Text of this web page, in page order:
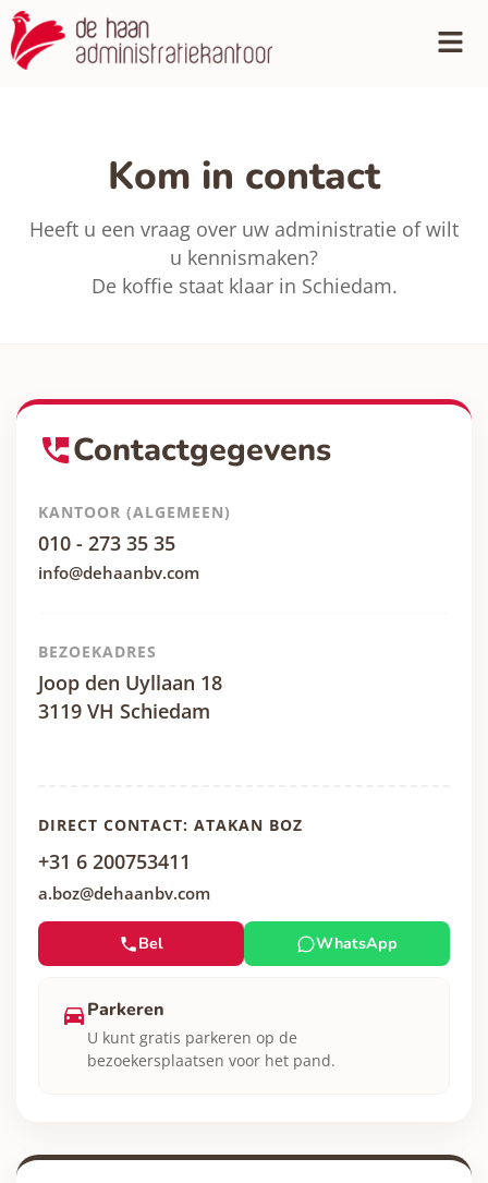
Kom in contact
Heeft u een vraag over uw administratie of wilt
u kennismaken?
De koffie staat klaar in Schiedam.
Contactgegevens
KANTOOR (ALGEMEEN)
010 - 273 35 35
info@dehaanbv.com
BEZOEKADRES
Joop den Uyllaan 18
3119 VH Schiedam
DIRECT CONTACT: ATAKAN BOZ
+31 6 200753411
a.boz@dehaanbv.com
Bel WhatsApp
Parkeren
U kunt gratis parkeren op de
bezoekersplaatsen voor het pand.